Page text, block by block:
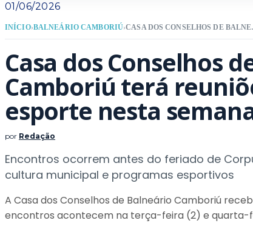
01/06/2026
INÍCIO›BALNEÁRIO CAMBORIÚ› CASA DOS
Casa dos Conselhos
Camboriú terá
esporte nesta
por Redação
Encontros ocorrem antes do feriado de
cultura municipal e programas esportivos
A Casa dos Conselhos de Balneário Camboriú
encontros acontecem na terça-feira (2) e quarta-